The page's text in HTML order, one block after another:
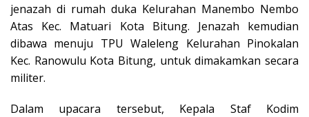
jenazah di rumah duka Kelurahan Manembo Nembo
Atas Kec. Matuari Kota Bitung. Jenazah kemudian
dibawa menuju TPU Waleleng Kelurahan Pinokalan
Kec. Ranowulu Kota Bitung, untuk dimakamkan secara
militer.
Dalam upacara tersebut, Kepala Staf Kodim